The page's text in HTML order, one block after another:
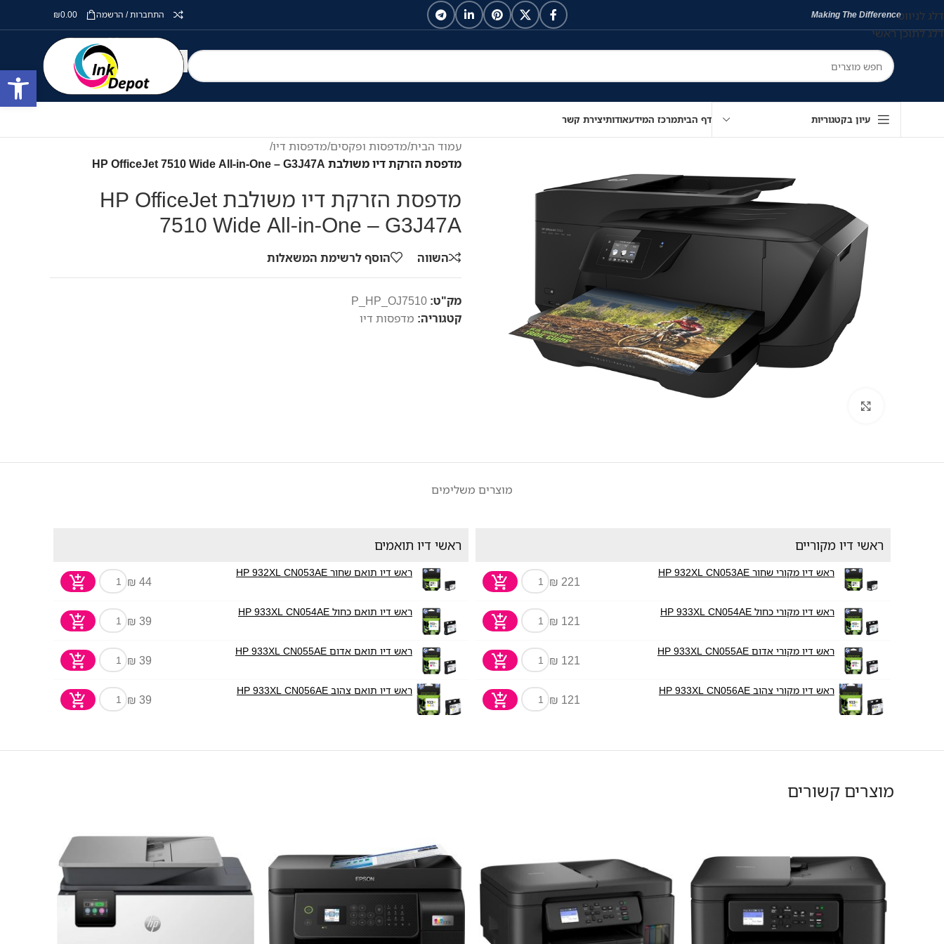
דלג לניווט
דלג לתוכן ראשי
Making The Difference התחברות / הרשמה ₪0.00
עיון בקטגוריות דף הביתמרכז המידעאודותיצירת קשר
עמוד הבית/מדפסות ופקסים/מדפסות דיו/
מדפסת הזרקת דיו משולבת HP OfficeJet 7510 Wide All-in-One – G3J47A
מדפסת הזרקת דיו משולבת HP OfficeJet
7510 Wide All-in-One – G3J47A
השווה הוסף לרשימת המשאלות
מק"ט: P_HP_OJ7510
קטגוריה: מדפסות דיו
מוצרים משלימים
ראשי דיו מקוריים
ראש דיו מקורי שחור HP 932XL CN053AE
221 ₪
ראש דיו מקורי כחול HP 933XL CN054AE
121 ₪
ראש דיו מקורי אדום HP 933XL CN055AE
121 ₪
ראש דיו מקורי צהוב HP 933XL CN056AE
121 ₪
ראשי דיו תואמים
ראש דיו תואם שחור HP 932XL CN053AE
44 ₪
ראש דיו תואם כחול HP 933XL CN054AE
39 ₪
ראש דיו תואם אדום HP 933XL CN055AE
39 ₪
ראש דיו תואם צהוב HP 933XL CN056AE
39 ₪
מוצרים קשורים
פתח